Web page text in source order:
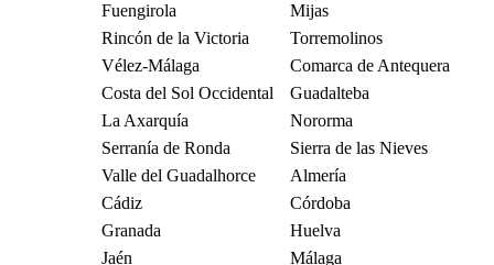
Fuengirola
Mijas
Rincón de la Victoria
Torremolinos
Vélez-Málaga
Comarca de Antequera
Costa del Sol Occidental
Guadalteba
La Axarquía
Nororma
Serranía de Ronda
Sierra de las Nieves
Valle del Guadalhorce
Almería
Cádiz
Córdoba
Granada
Huelva
Jaén
Málaga